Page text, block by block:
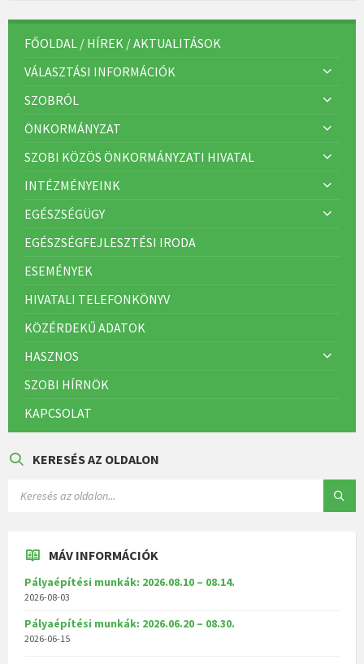
r
i
k
FŐOLDAL / HÍREK / AKTUALITÁSOK
VÁLASZTÁSI INFORMÁCIÓK
SZOBRÓL
ÖNKORMÁNYZAT
SZOBI KÖZÖS ÖNKORMÁNYZATI HIVATAL
INTÉZMÉNYEINK
EGÉSZSÉGÜGY
EGÉSZSÉGFEJLESZTÉSI IRODA
ESEMÉNYEK
HIVATALI TELEFONKÖNYV
KÖZÉRDEKŰ ADATOK
HASZNOS
SZOBI HÍRNÖK
KAPCSOLAT
KERESÉS AZ OLDALON
MÁV INFORMÁCIÓK
Pályaépítési munkák: 2026.08.10 – 08.14.
2026-08-03
Pályaépítési munkák: 2026.06.20 – 08.30.
2026-06-15